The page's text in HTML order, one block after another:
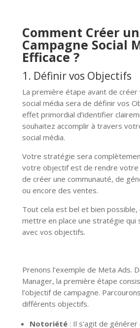
Comment Créer
Campagne Social
Efficace ?
1. Définir vos Objectifs
La première étape avant de
social média sera de définir vos
effet primordial d’identifier
souhaitez accomplir à travers
social média.
Votre stratégie sera
votre objectif est de rendre votre
de créer une communauté, de
ou encore des ventes.
Tout cela est bel et bien possible,
mettre en place une stratégie qui
avec vos objectifs.
Prenons l’exemple de Meta Ads.
Manager, la première étape
l’objectif de campagne.
différents objectifs.
Notoriété: Il s’agit de